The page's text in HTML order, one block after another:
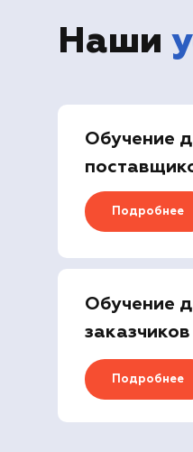
Наши
Обучение
Обучение
заказчиков
Подробнее
Подробнее